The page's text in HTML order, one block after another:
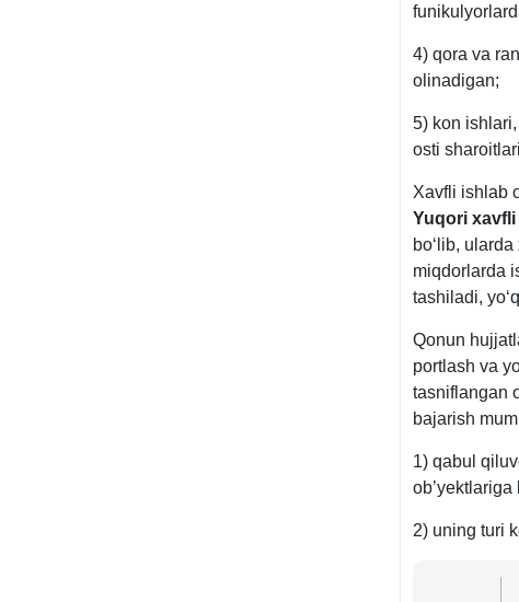
4) qora va
olinadigan;
5) kon
osti
Xavfli ishlab
Yuqori хavfli
boʻlib,
miqdorlarda
tashiladi,
Qonun
portlash va
tasniflangan
bajarish
1) qabul
2) uning turi